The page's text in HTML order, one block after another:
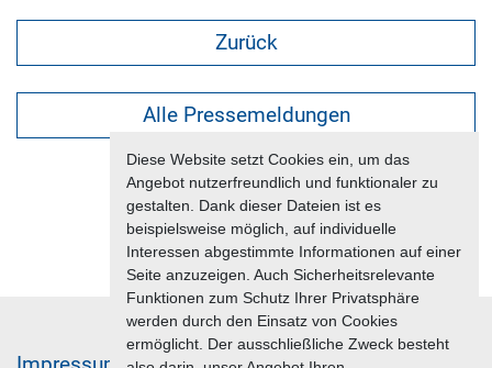
Diese Website setzt Cookies ein, um das
Angebot nutzerfreundlich und funktionaler zu
gestalten. Dank dieser Dateien ist es
beispielsweise möglich, auf individuelle
Interessen abgestimmte Informationen auf einer
Seite anzuzeigen. Auch Sicherheitsrelevante
Funktionen zum Schutz Ihrer Privatsphäre
werden durch den Einsatz von Cookies
ermöglicht. Der ausschließliche Zweck besteht
Zurück
Alle Pressemeldungen